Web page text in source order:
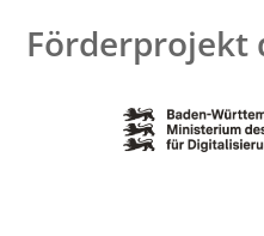
Förderprojekt